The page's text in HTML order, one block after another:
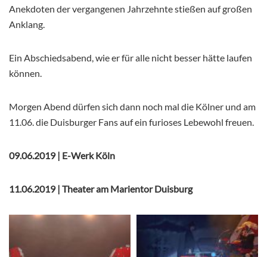
Anekdoten der vergangenen Jahrzehnte stießen auf großen
Anklang.
Ein Abschiedsabend, wie er für alle nicht besser hätte laufen
können.
Morgen Abend dürfen sich dann noch mal die Kölner und am
11.06. die Duisburger Fans auf ein furioses Lebewohl freuen.
09.06.2019 | E-Werk Köln
11.06.2019 | Theater am Marientor Duisburg